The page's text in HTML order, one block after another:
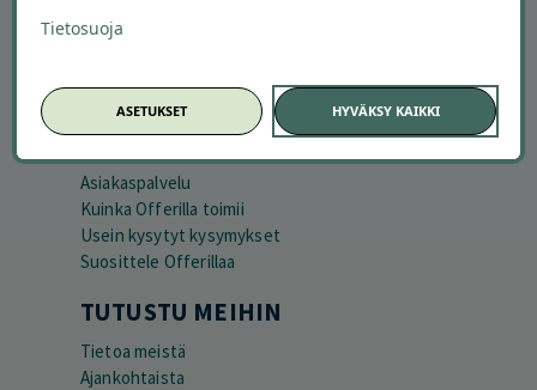
APUA JA NEUVOJA
Peruuta tilaus
Asiakaspalvelu
Kuinka Offerilla toimii
Usein kysytyt kysymykset
Suosittele Offerillaa
TUTUSTU MEIHIN
Tietoa meistä
Ajankohtaista
Tietosuoja
ASETUKSET HYVÄKSY KAIKKI